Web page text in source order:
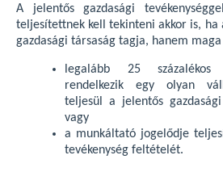
A jelentős gazdasági
teljesítettnek kell tekinteni akkor is, ha
gazdasági társaság tagja, hanem
legalább 25 százalékos
rendelkezik egy olyan
teljesül a jelentős
vagy
a munkáltató jogelődje
tevékenység feltételét.